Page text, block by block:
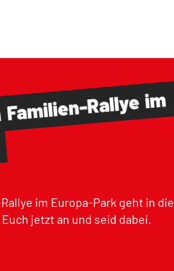
Familien-Rallyeim
im Europa-Park geht in die
jetzt an und seid dabei.